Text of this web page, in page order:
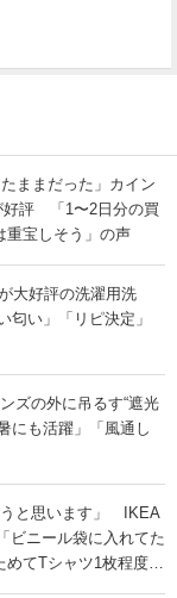
ままだった」カイン
好評 「1〜2日分の買
重宝しそう」の声
大好評の洗濯用洗
匂い」「リピ決定」
ズの外に吊るす“遮光
にも活躍」「風通し
うと思います」 IKEA
ビニール袋に入れてた
てTシャツ1枚程度な